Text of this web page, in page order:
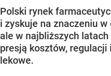
Polski rynek
i zyskuje na znaczeniu w
ale w najbliższych
presją kosztów,
lekowe.